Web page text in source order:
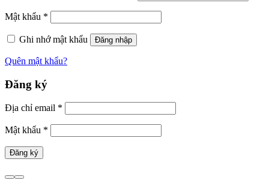
Mật khẩu *
Ghi nhớ mật khẩu Đăng nhập
Quên mật khẩu?
Đăng ký
Địa chỉ email *
Mật khẩu *
Đăng ký